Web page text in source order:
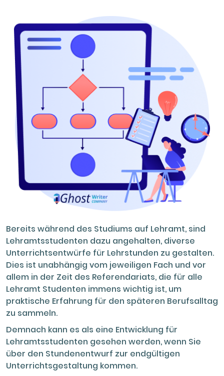
Bereits während des Studiums auf Lehramt, sind
Lehramtsstudenten dazu angehalten, diverse
Unterrichtsentwürfe für Lehrstunden zu gestalten.
Dies ist unabhängig vom jeweiligen Fach und vor
allem in der Zeit des Referendariats, die für alle
Lehramt Studenten immens wichtig ist, um
praktische Erfahrung für den späteren Berufsalltag
zu sammeln.
Demnach kann es als eine Entwicklung für
Lehramtsstudenten gesehen werden, wenn Sie
über den Stundenentwurf zur endgültigen
Unterrichtsgestaltung kommen.